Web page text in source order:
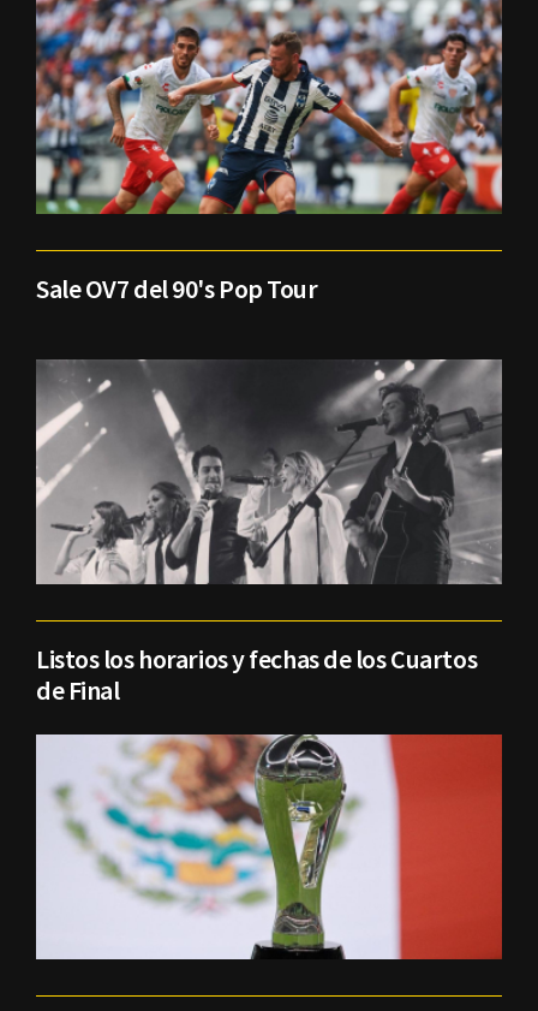
Sale OV7 del 90's Pop Tour
Listos los horarios y fechas de los Cuartos
de Final